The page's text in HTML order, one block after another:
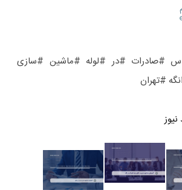
#صادرات #در #لوله #ماشین #سازی
#تهران